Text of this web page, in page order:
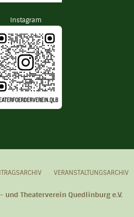
Instagram
VERANSTALTUNGSARCHIV
Theaterverein Quedlinburg e.V.